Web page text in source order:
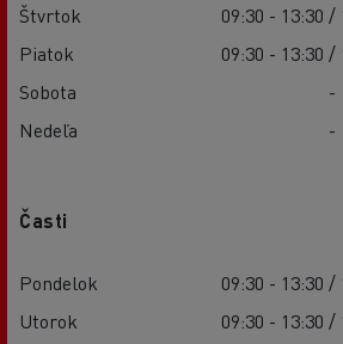
Štvrtok
09:30 - 13:30 /
Piatok
09:30 - 13:30 /
Sobota
-
Nedeľa
-
Časti
Pondelok
09:30 - 13:30 /
Utorok
09:30 - 13:30 /